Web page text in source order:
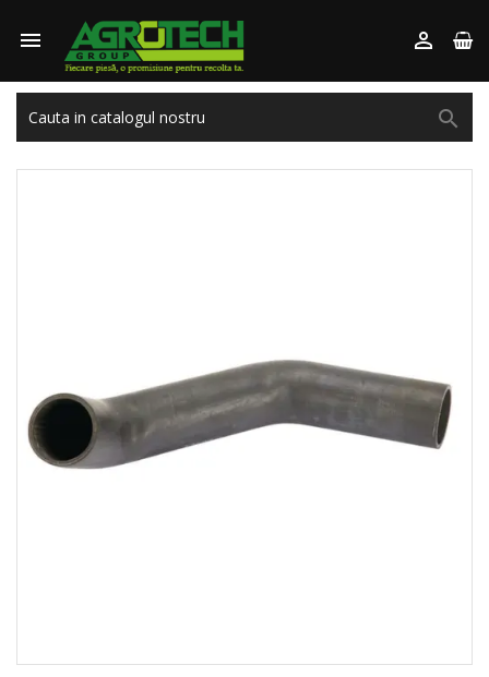
 
